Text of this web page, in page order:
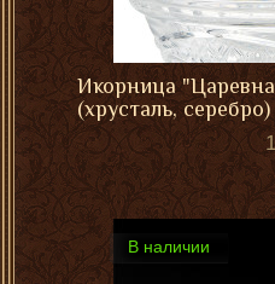
Икорница
(хрусталь, серебро)
В наличии